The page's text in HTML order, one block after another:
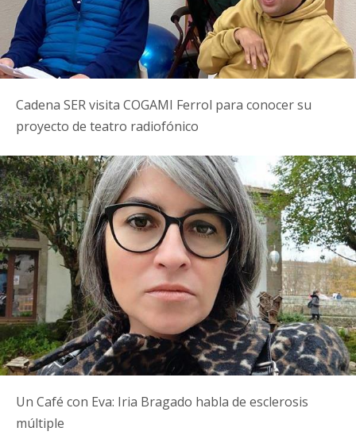
Cadena SER visita COGAMI Ferrol para conocer su
proyecto de teatro radiofónico
Un Café con Eva: Iria Bragado habla de esclerosis
múltiple